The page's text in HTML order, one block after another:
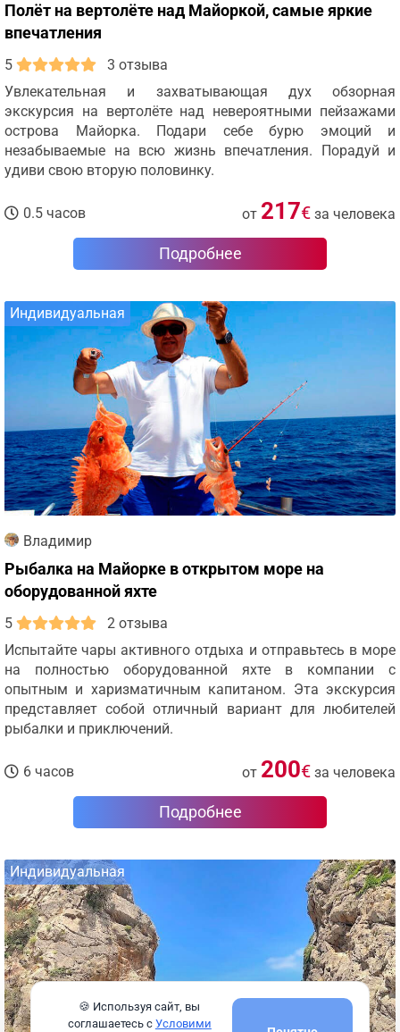
Полёт на вертолёте над Майоркой, самые яркие
впечатления
5
3 отзыва
Увлекательная и захватывающая дух обзорная
экскурсия на вертолёте над невероятными пейзажами
острова Майорка. Подари себе бурю эмоций и
незабываемые на всю жизнь впечатления. Порадуй и
удиви свою вторую половинку.
0.5 часов от 217€ за человека
Подробнее
Индивидуальная
Владимир
Рыбалка на Майорке в открытом море на
оборудованной яхте
5
2 отзыва
Испытайте чары активного отдыха и отправьтесь в море
на полностью оборудованной яхте в компании с
опытным и харизматичным капитаном. Эта экскурсия
представляет собой отличный вариант для любителей
рыбалки и приключений.
6 часов от 200€ за человека
Подробнее
Индивидуальная
🍪 Используя сайт, вы
соглашаетесь с Условими